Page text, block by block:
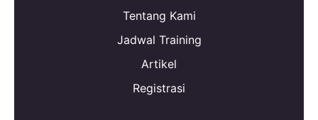
Tentang Kami
Jadwal Training
Artikel
Registrasi